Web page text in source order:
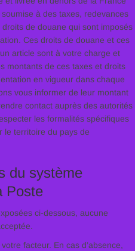
à des taxes, redevances
de douane qui sont imposés
Ces droits de douane et ces
article sont à votre charge et
montants de ces taxes et droits
en vigueur dans chaque
vous informer de leur montant
contact auprès des autorités
les formalités spécifiques
le territoire du pays de
du système
Poste
ci-dessous, aucune
facteur. En cas d’absence,